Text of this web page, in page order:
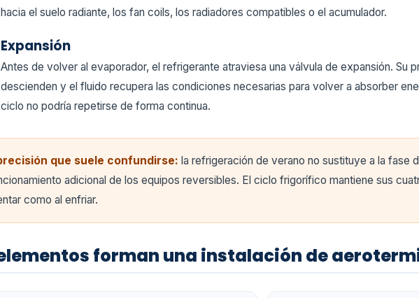
hacia el suelo radiante, los fan coils, los radiadores compatibles o el acumulador.
Expansión
Antes de volver al evaporador, el refrigerante atraviesa una válvula de expansión. Su
descienden y el fluido recupera las condiciones necesarias para volver a absorber
ciclo no podría repetirse de forma continua.
que suele confundirse: la refrigeración de verano no sustituye a la fase
adicional de los equipos reversibles. El ciclo frigorífico mantiene sus
como al enfriar.
forman una instalación de